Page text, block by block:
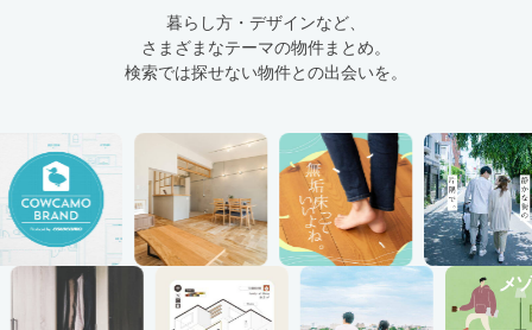
暮らし方・デザインなど、
さまざまなテーマの物件まとめ。
検索では探せない物件との出会いを。